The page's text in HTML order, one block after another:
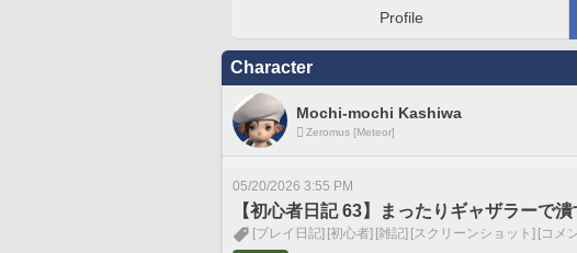
Profile
Character
Mochi-mochi Kashiwa
Zeromus [Meteor]
05/20/2026 3:55 PM
【初心者日記 63】まったりギャザラーで
[プレイ日記] [初心者] [雑記] [スクリーンショット] [コメ